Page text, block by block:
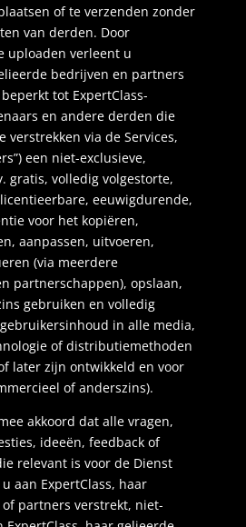
of te verzenden zonder
van derden. Door
uploaden verleent u
bedrijven en partners
tot ExpertClass-
en andere derden die
via de Services,
een niet-exclusieve,
gratis, volledig volgestorte,
eeuwigdurende,
voor het kopiëren,
aanpassen, uitvoeren,
(via meerdere
partnerschappen), opslaan,
gebruiken en volledig
in alle media,
of distributiemethoden
later zijn ontwikkeld en voor
of anderszins).
akkoord dat alle vragen,
ideeën, feedback of
relevant is voor de Dienst
aan ExpertClass, haar
partners verstrekt, niet-